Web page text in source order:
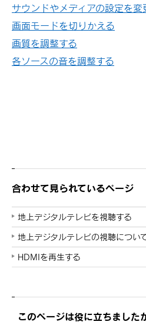
サウンドやメディアの設定を変
画面モードを切りかえる
画質を調整する
各ソースの音を調整する
合わせて見られているページ
地上デジタルテレビを視聴する
地上デジタルテレビの視聴につい
HDMIを再生する
このページは役に立ちました